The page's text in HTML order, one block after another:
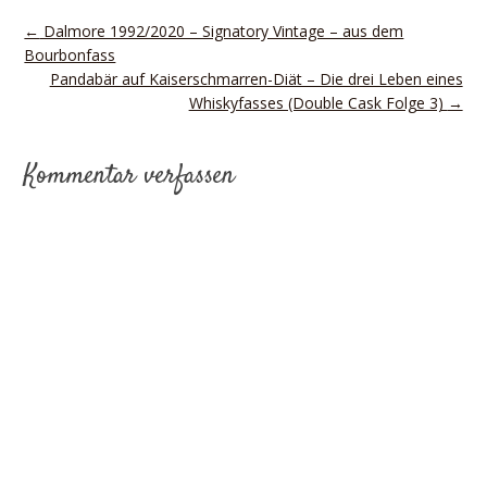
← Dalmore 1992/2020 – Signatory Vintage – aus dem
Bourbonfass
Pandabär auf Kaiserschmarren-Diät – Die drei Leben eines
Whiskyfasses (Double Cask Folge 3) →
Kommentar verfassen